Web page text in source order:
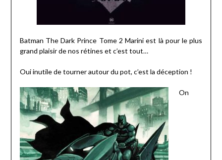
Batman The Dark Prince Tome 2 Marini est là pour le plus
grand plaisir de nos rétines et c’est tout…
Oui inutile de tourner autour du pot, c’est la déception !
On